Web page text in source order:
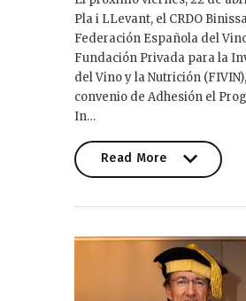
Pla i LLevant, el CRDO
Federación Española del
Fundación Privada para la
del Vino y la Nutrición
convenio de Adhesión el
In…
Read More